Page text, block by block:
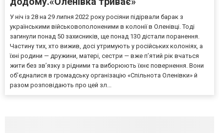
У ніч із 28 на 29 липня 2022 року росіяни підірвали барак з
українськими військовополоненими в колонії в Оленівці. Тоді
загинули понад 50 захисників, ще понад 130 дістали поранення.
Частину тих, хто вижив, досі утримують у російських колоніях, а
їхні родини — дружини, матері, сестри — вже п’ятий рік вчаться
жити без зв’язку з рідними та виборюють їхнє повернення. Вони
об’єдналися в громадську організацію «Спільнота Оленівки» й
разом розповідають про цей зл...